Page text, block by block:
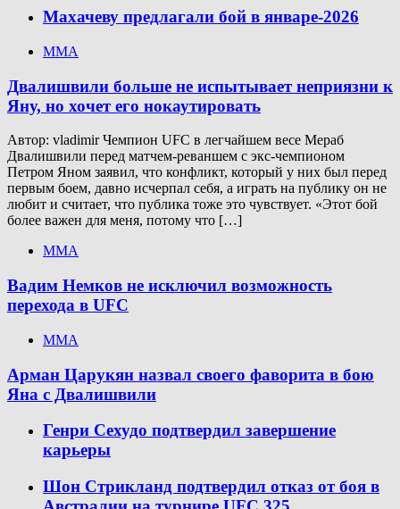
Махачеву предлагали бой в январе-2026
ММА
Двалишвили больше не испытывает неприязни к
Яну, но хочет его нокаутировать
Автор: vladimir Чемпион UFC в легчайшем весе Мераб
Двалишвили перед матчем-реваншем с экс-чемпионом
Петром Яном заявил, что конфликт, который у них был перед
первым боем, давно исчерпал себя, а играть на публику он не
любит и считает, что публика тоже это чувствует. «Этот бой
более важен для меня, потому что […]
ММА
Вадим Немков не исключил возможность
перехода в UFC
ММА
Арман Царукян назвал своего фаворита в бою
Яна с Двалишвили
Генри Сехудо подтвердил завершение
карьеры
Шон Стрикланд подтвердил отказ от боя в